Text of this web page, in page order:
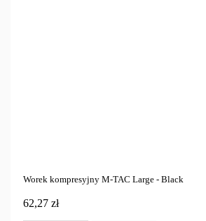
Worek kompresyjny M-TAC Large - Black
62,27 zł